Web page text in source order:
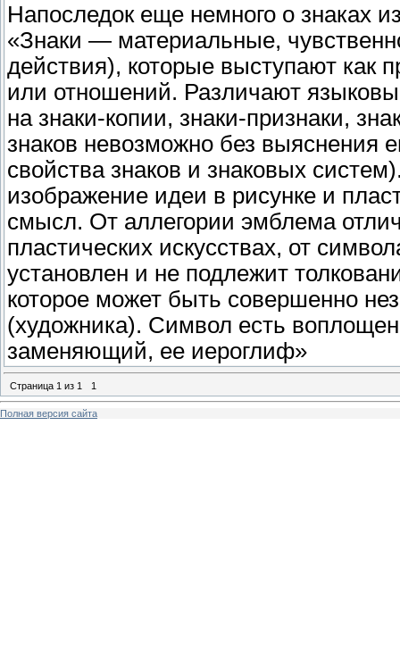
Напоследок еще немного о знаках
«Знаки — материальные,
действия), которые выступают как
или отношений. Различают
на знаки-копии, знаки-признаки,
знаков невозможно без выяснения
свойства знаков и знаковых
изображение идеи в рисунке и
смысл. От аллегории эмблема
пластических искусствах, от
установлен и не подлежит
которое может быть совершенно
(художника). Символ есть
заменяющий, ее иероглиф»
Страница 1 из 1 1
Полная версия сайта